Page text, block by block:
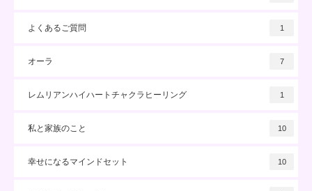
よくあるご質問 1
オーラ 7
レムリアンハイハートチャクラヒーリング 1
私と家族のこと 10
幸せになるマインドセット 10